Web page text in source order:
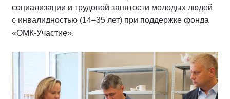
социализации и трудовой занятости молодых людей
с инвалидностью (14–35 лет) при поддержке фонда
«ОМК-Участие».